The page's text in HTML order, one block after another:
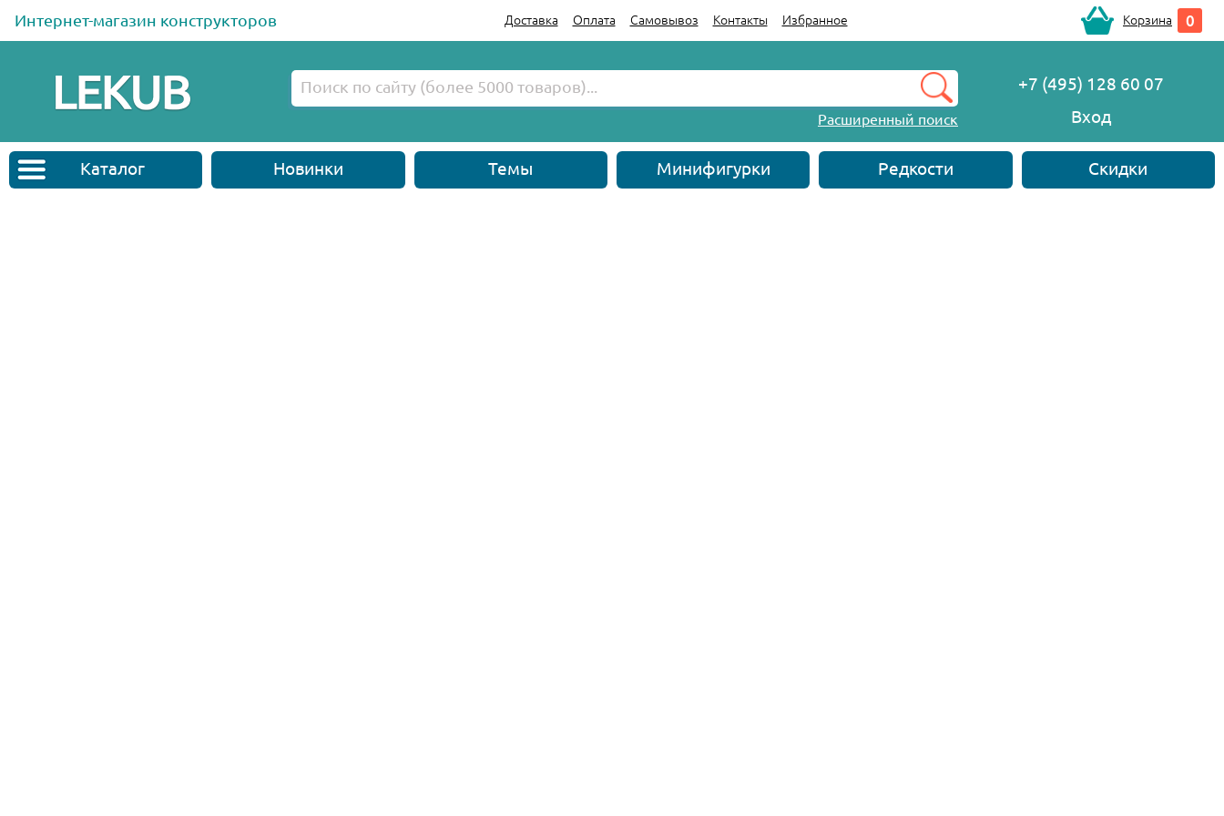
Интернет-магазин конструкторов Доставка Оплата Самовывоз Контакты Избранное Корзина 0
Расширенный поиск
+7 (495) 128 60 07
Вход
Каталог Новинки Темы Минифигурки Редкости Скидки